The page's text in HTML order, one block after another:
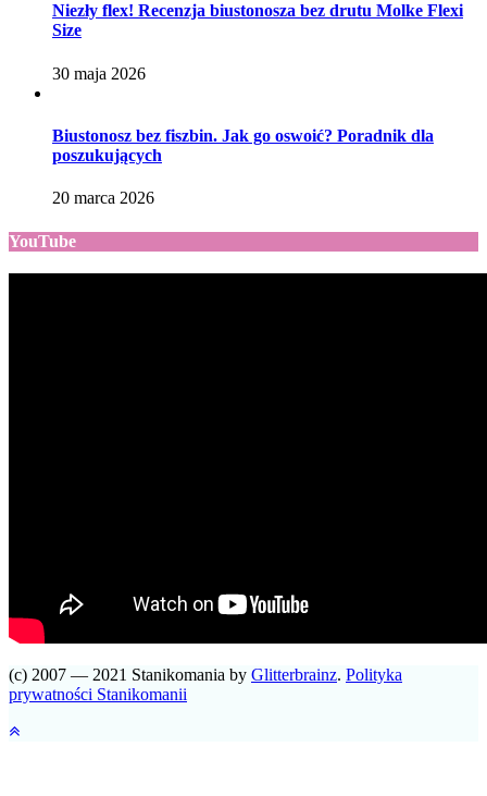
Niezły flex! Recenzja biustonosza bez drutu Molke Flexi
Size
30 maja 2026
Biustonosz bez fiszbin. Jak go oswoić? Poradnik dla
poszukujących
20 marca 2026
YouTube
(c) 2007 — 2021 Stanikomania by Glitterbrainz. Polityka
prywatności Stanikomanii